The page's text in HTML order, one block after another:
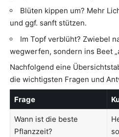
Blüten kippen um? Mehr
und ggf. sanft stützen.
Im Topf verblüht? Zwiebel
wegwerfen, sondern ins Beet
Nachfolgend eine
die wichtigsten Fragen und
Frage
Wann ist die beste
Pflanzzeit?